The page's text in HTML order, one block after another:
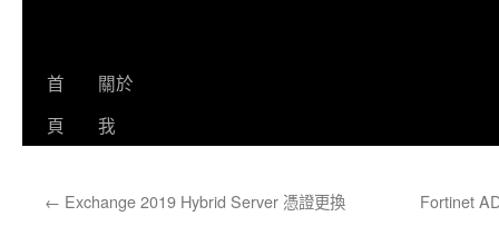
首
頁
關於
我
← Exchange 2019 Hybrid Server 憑證更換 Fortinet